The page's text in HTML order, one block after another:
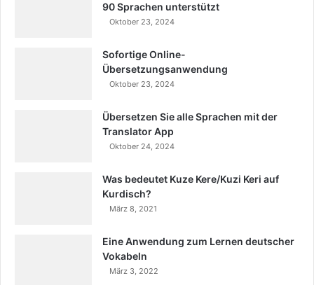
90 Sprachen unterstützt
Oktober 23, 2024
Sofortige Online-
Übersetzungsanwendung
Oktober 23, 2024
Übersetzen Sie alle Sprachen mit der
Translator App
Oktober 24, 2024
Was bedeutet Kuze Kere/Kuzi Keri auf
Kurdisch?
März 8, 2021
Eine Anwendung zum Lernen deutscher
Vokabeln
März 3, 2022